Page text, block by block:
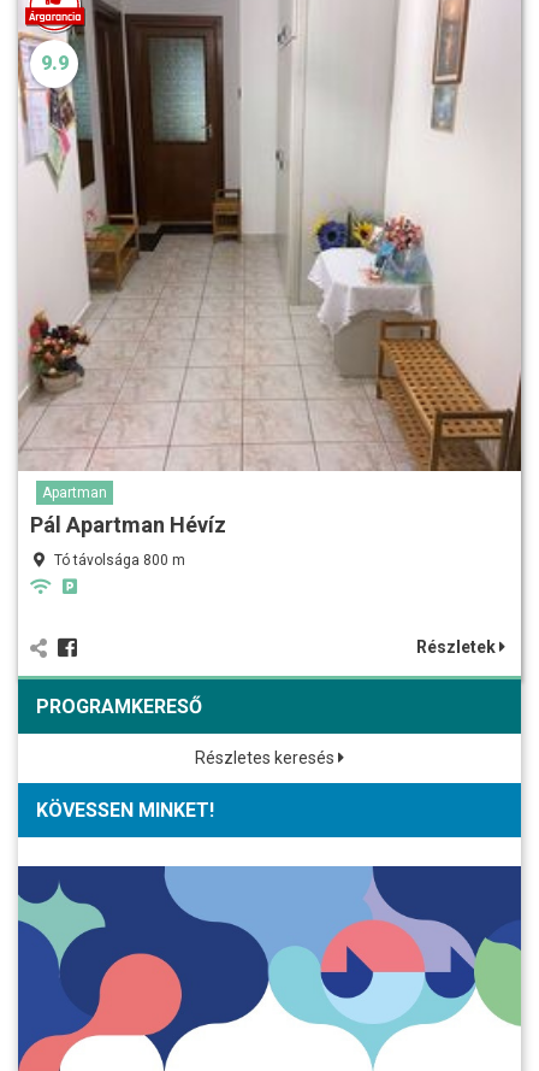
9.9
Apartman
Pál Apartman Hévíz
Tó távolsága 800 m
Részletek
PROGRAMKERESŐ
Részletes keresés
KÖVESSEN MINKET!